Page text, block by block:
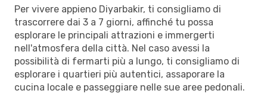
Per vivere appieno Diyarbakir, ti consigliamo di
trascorrere dai 3 a 7 giorni, affinché tu possa
esplorare le principali attrazioni e immergerti
nell'atmosfera della città. Nel caso avessi la
possibilità di fermarti più a lungo, ti consigliamo di
esplorare i quartieri più autentici, assaporare la
cucina locale e passeggiare nelle sue aree pedonali.